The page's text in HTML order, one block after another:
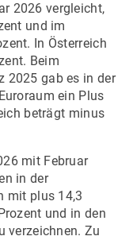
2026 vergleicht,
und im
In Österreich
Beim
2025 gab es in der
ein Plus
beträgt minus
mit Februar
in der
mit plus 14,3
und in den
verzeichnen. Zu